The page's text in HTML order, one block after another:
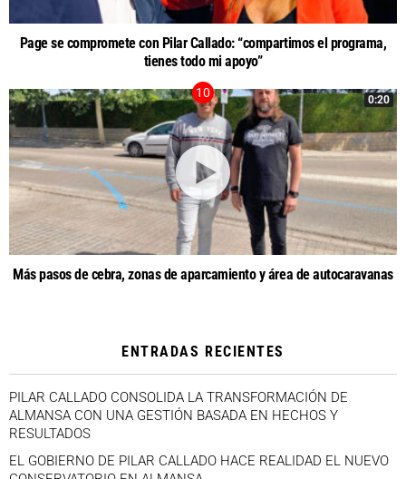
Page se compromete con Pilar Callado: “compartimos el programa,
tienes todo mi apoyo”
0:20
Más pasos de cebra, zonas de aparcamiento y área de autocaravanas
ENTRADAS RECIENTES
PILAR CALLADO CONSOLIDA LA TRANSFORMACIÓN DE
ALMANSA CON UNA GESTIÓN BASADA EN HECHOS Y
RESULTADOS
EL GOBIERNO DE PILAR CALLADO HACE REALIDAD EL NUEVO